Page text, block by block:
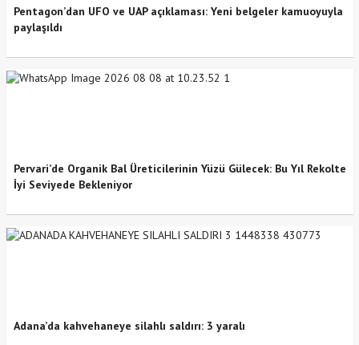
Pentagon’dan UFO ve UAP açıklaması: Yeni belgeler kamuoyuyla
paylaşıldı
Pervari’de Organik Bal Üreticilerinin Yüzü Gülecek: Bu Yıl Rekolte
İyi Seviyede Bekleniyor
Adana’da kahvehaneye silahlı saldırı: 3 yaralı